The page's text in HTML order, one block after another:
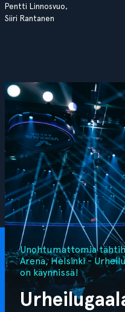
Pentti Linnosvuo,
Siiri Rantanen
Unohtumattomia
Arena, Helsinki -
on käynnissä!